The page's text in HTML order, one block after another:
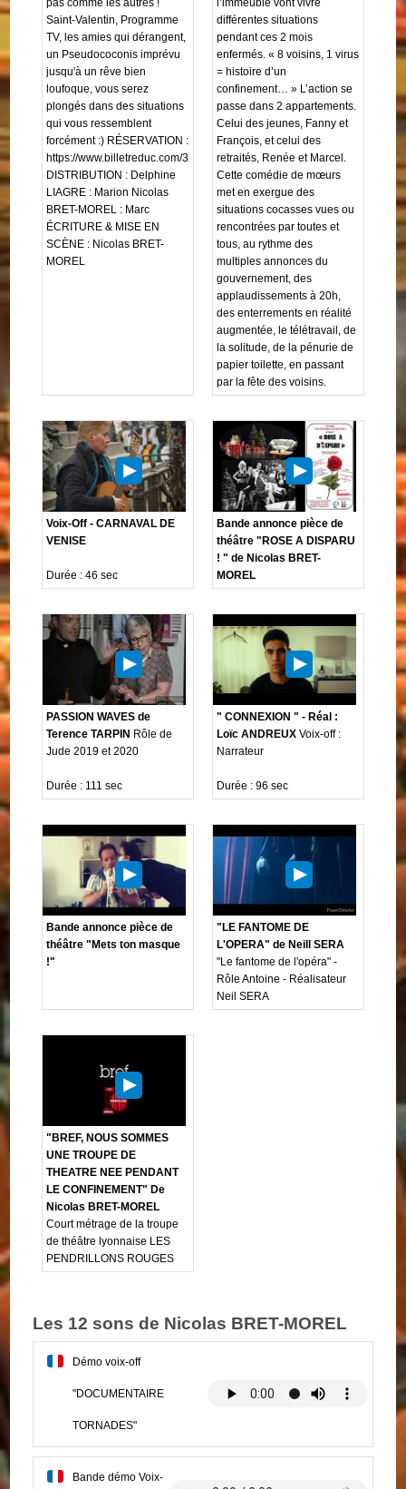
Saint-Valentin, Programme
TV, les amies qui dérangent,
un Pseudococonis imprévu
jusqu'à un rêve bien
loufoque, vous serez
plongés dans des situations
qui vous ressemblent
forcément :) RÉSERVATION :
https://www.billetreduc.com/327005/ev...
DISTRIBUTION : Delphine
LIAGRE : Marion Nicolas
BRET-MOREL : Marc
ÉCRITURE & MISE EN
SCÈNE : Nicolas BRET-
MOREL
différentes situations
pendant ces 2 mois
enfermés. « 8 voisins, 1 virus
= histoire d’un
confinement… » L’action se
passe dans 2 appartements.
Celui des jeunes, Fanny et
François, et celui des
retraités, Renée et Marcel.
Cette comédie de mœurs
met en exergue des
situations cocasses vues ou
rencontrées par toutes et
tous, au rythme des
multiples annonces du
gouvernement, des
applaudissements à 20h,
des enterrements en réalité
augmentée, le télétravail, de
la solitude, de la pénurie de
papier toilette, en passant
par la fête des voisins.
Voix-Off - CARNAVAL DE
VENISE
Durée : 46 sec
Bande annonce pièce de
théâtre "ROSE A DISPARU
! " de Nicolas BRET-
MOREL
PASSION WAVES de
Terence TARPIN Rôle de
Jude 2019 et 2020
Durée : 111 sec
" CONNEXION " - Réal :
Loïc ANDREUX Voix-off :
Narrateur
Durée : 96 sec
Bande annonce pièce de
théâtre "Mets ton masque
!"
"LE FANTOME DE
L'OPERA" de Neill SERA
"Le fantome de l'opéra" -
Rôle Antoine - Réalisateur
Neil SERA
"BREF, NOUS SOMMES
UNE TROUPE DE
THEATRE NEE PENDANT
LE CONFINEMENT" De
Nicolas BRET-MOREL
Court métrage de la troupe
de théâtre lyonnaise LES
PENDRILLONS ROUGES
Les 12 sons de Nicolas BRET-MOREL
Démo voix-off
"DOCUMENTAIRE
TORNADES"
Bande démo Voix-